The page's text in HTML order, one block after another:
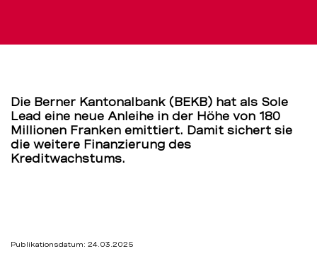
180
Franken
–
BEKB
Die Berner Kantonalbank (BEKB) hat als Sole
Lead eine neue Anleihe in der Höhe von 180
Millionen Franken emittiert. Damit sichert sie
die weitere Finanzierung des
Kreditwachstums.
Publikationsdatum: 24.03.2025